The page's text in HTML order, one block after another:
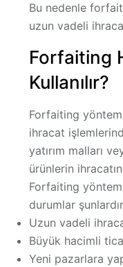
Bu nedenle
uzun vadeli
Forfaiting
Kullanılır?
Forfaiting
ihracat
yatırım malları
ürünlerin
Forfaiting
durumlar
Uzun vadeli
Büyük hacimli
Yeni pazarlara